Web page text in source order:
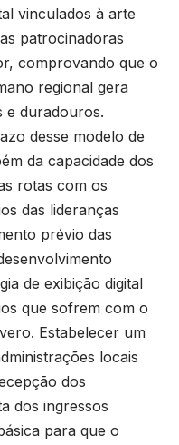
vinculados à arte
patrocinadoras
comprovando que o
regional gera
e duradouros.
desse modelo de
da capacidade dos
rotas com os
das lideranças
prévio das
de exibição digital
que sofrem com o
Estabelecer um
locais
dos
dos ingressos
para que o